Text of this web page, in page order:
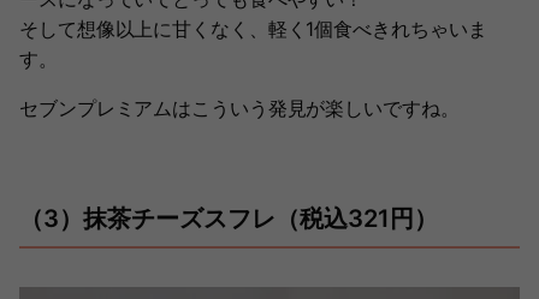
そして想像以上に甘くなく、軽く1個食べきれちゃいま
す。
セブンプレミアムはこういう発見が楽しいですね。
（3）抹茶チーズスフレ（税込321円）